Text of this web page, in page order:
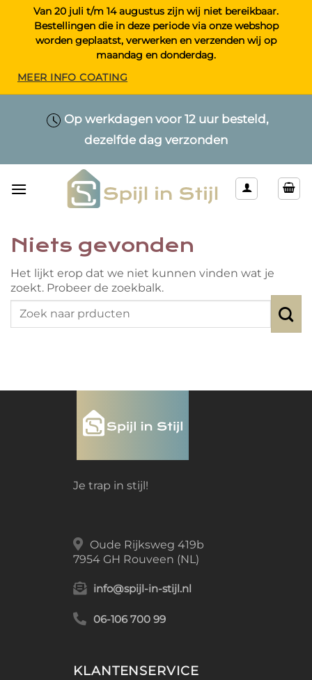
Van 20 juli t/m 14 augustus zijn wij niet bereikbaar.
Bestellingen die in deze periode via onze webshop
worden geplaatst, verwerken en verzenden wij op
maandag en donderdag.
MEER INFO COATING
Op werkdagen voor 12 uur besteld,
dezelfde dag verzonden
Alleen kwaliteitsproducten
Maatwerk > Selecteer uw eigen lengte
& kleur
Niets gevonden
Het lijkt erop dat we niet kunnen vinden wat je
zoekt. Probeer de zoekbalk.
Je trap in stijl!
Oude Rijksweg 419b
7954 GH Rouveen (NL)
info@spijl-in-stijl.nl
06-106 700 99
KLANTENSERVICE